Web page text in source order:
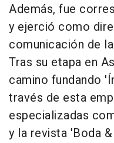
Además, fue
y ejerció como
comunicación de
Tras su etapa en
camino fundando
través de esta
especializadas
y la revista 'Boda